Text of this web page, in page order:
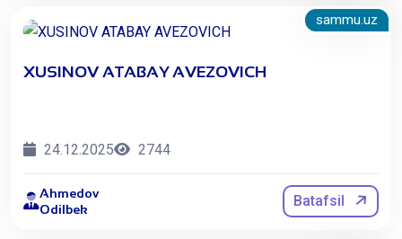
sammu.uz
​XUSINOV ATABAY AVEZOVICH
24.12.2025 2744
Ahmedov
Odilbek
Batafsil